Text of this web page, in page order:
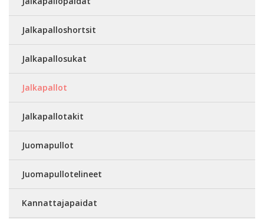
Jalkapalloshortsit
Jalkapallosukat
Jalkapallot
Jalkapallotakit
Juomapullot
Juomapullotelineet
Kannattajapaidat